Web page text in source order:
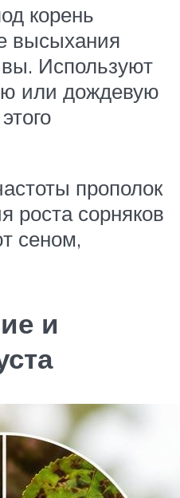
корень
высыхания
Используют
или дождевую
прополок
роста сорняков
сеном,
и